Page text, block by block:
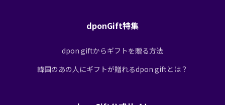
dponGift特集
dpon giftからギフトを贈る方法
韓国のあの人にギフトが贈れるdpon giftとは？